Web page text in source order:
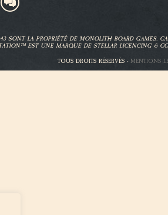
SONT LA PROPRIÉTÉ DE MONOLITH BOARD GAMES.
EST UNE MARQUE DE STELLAR LICENCING &
TOUS DROITS RÉSERVÉS - MENTIONS